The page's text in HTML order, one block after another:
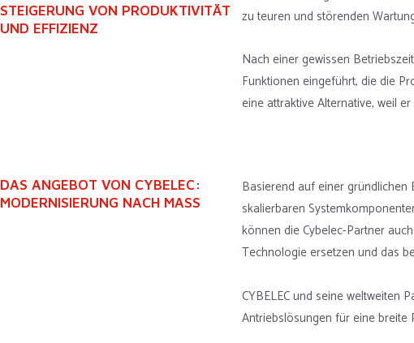
STEIGERUNG VON PRODUKTIVITÄT
UND EFFIZIENZ
zu teuren und störenden
Nach einer gewissen
Funktionen eingeführt, die die
eine attraktive Alternative, weil
DAS ANGEBOT VON CYBELEC:
MODERNISIERUNG NACH MASS
Basierend auf einer
skalierbaren
können die Cybelec-Partner
Technologie ersetzen und das
CYBELEC und seine weltweiten
Antriebslösungen für eine breite